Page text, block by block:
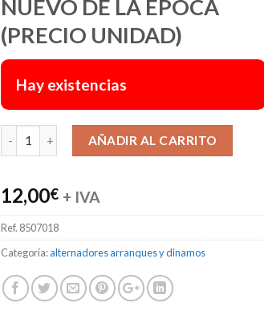
NUEVO DE LA EPOCA
(PRECIO UNIDAD)
Hay existencias
AÑADIR AL CARRITO
12,00€ + IVA
Ref. 8507018
Categoría:alternadores arranques y dinamos